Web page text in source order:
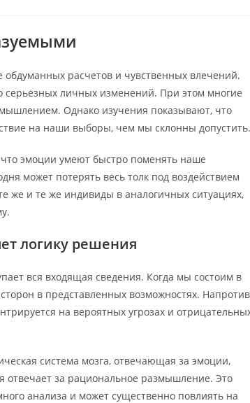
расчетов и чувственных влечений.
личных изменений. При этом многие
Однако изучения показывают, что
на наши выборы, чем мы склонны допустить.
что эмоции умеют быстро поменять наше
может потерять весь толк под воздействием
же и те же индивиды в аналогичных ситуациях,
логику решения
вся входящая сведения. Когда мы состоим в
в представленных возможностях.
на вероятных угрозах и
система мозга, отвечающая за эмоции,
отвечает за рациональное размышление. Это
анализа и может существенно повлиять на